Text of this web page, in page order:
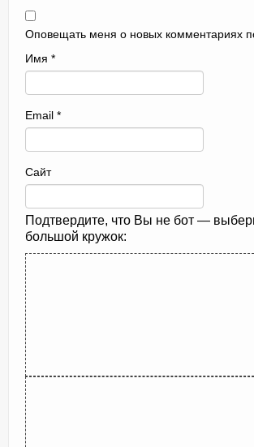
Оповещать меня о новых комментариях
Имя *
Email *
Сайт
Подтвердите, что Вы не бот —
большой кружок: